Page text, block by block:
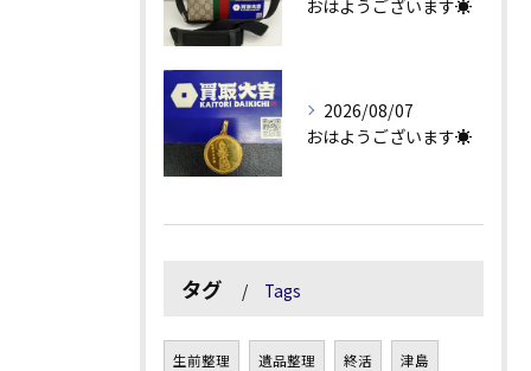
おはようございます☀
2026/08/07
おはようございます☀
タグ Tags
生前整理 遺品整理 終活 津島